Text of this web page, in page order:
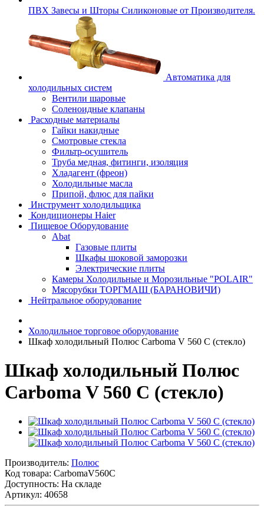
ПВХ Завесы и Шторы Силиконовые от Производителя.
Автоматика для
холодильных систем
Вентили шаровые
Соленоидные клапаны
Расходные материалы
Гайки накидные
Смотровые стекла
Фильтр-осушитель
Труба медная, фитинги, изоляция
Хладагент (фреон)
Холодильные масла
Припой, флюс для пайки
Инструмент холодильщика
Кондиционеры Haier
Пищевое Оборудование
Abat
Газовые плиты
Шкафы шоковой заморозки
Электрические плиты
Камеры Холодильные и Морозильные "POLAIR"
Мясорубки ТОРГМАШ (БАРАНОВИЧИ)
Нейтральное оборудование
Холодильное торговое оборудование
Шкаф холодильный Полюс Carboma V 560 С (стекло)
Шкаф холодильный Полюс
Carboma V 560 С (стекло)
Производитель: Полюс
Код товара: CarbomaV560С
Доступность: На складе
Артикул: 40658